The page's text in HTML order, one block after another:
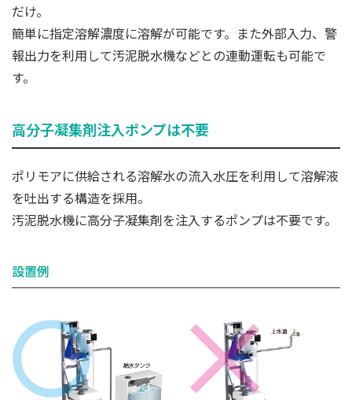
だけ。
簡単に指定溶解濃度に溶解が可能です。また外部入力、警
報出力を利用して汚泥脱水機などとの連動運転も可能で
す。
高分子凝集剤注入ポンプは不要
ポリモアに供給される溶解水の流入水圧を利用して溶解液
を吐出する構造を採用。
汚泥脱水機に高分子凝集剤を注入するポンプは不要です。
設置例